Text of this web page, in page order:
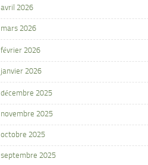
avril 2026
mars 2026
février 2026
janvier 2026
décembre 2025
novembre 2025
octobre 2025
septembre 2025